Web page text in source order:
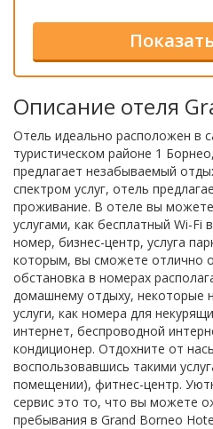
Описание отеля
Отель идеально расположен в
туристическом районе 1
предлагает незабываемый
спектром услуг, отель
проживание. В отеле вы
услугами, как бесплатный Wi-Fi
номер, бизнес-центр, услуга
которым, вы сможете отлично
обстановка в номерах
домашнему отдыху, некоторые
услуги, как номера для
интернет, беспроводной
кондиционер. Отдохните от
воспользовавшись такими
помещении), фитнес-центр.
сервис это то, что вы можете
пребывания в Grand Borneo